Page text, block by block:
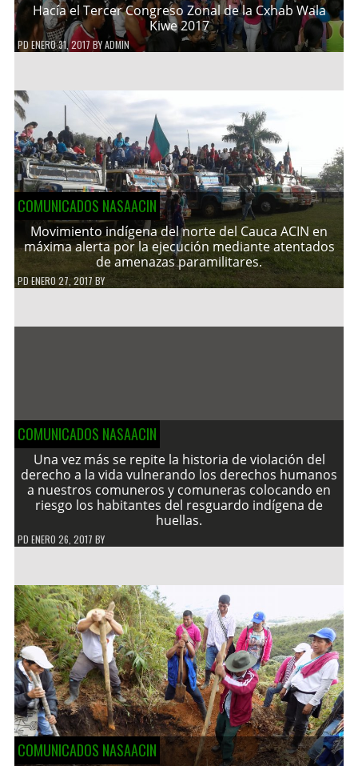
Hacía el Tercer Congreso Zonal de la Cxhab Wala
Kiwe 2017
PDENERO 31, 2017 BYADMIN
COMUNICADOS NASAACIN
Movimiento indígena del norte del Cauca ACIN en
máxima alerta por la ejecución mediante atentados
de amenazas paramilitares.
PDENERO 27, 2017 BY
COMUNICADOS NASAACIN
Una vez más se repite la historia de violación del
derecho a la vida vulnerando los derechos humanos
a nuestros comuneros y comuneras colocando en
riesgo los habitantes del resguardo indígena de
huellas.
PD ENERO 26, 2017 BY
COMUNICADOS NASAACIN